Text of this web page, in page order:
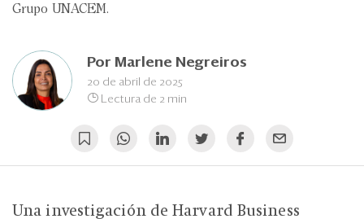
Grupo UNACEM.
Por Marlene Negreiros
20 de abril de 2025
Lectura de 2 min
Una investigación de Harvard Business